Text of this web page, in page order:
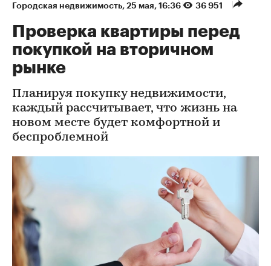
Городская недвижимость 25 мая, 16:36 36 951
Проверка квартиры перед
покупкой на вторичном
рынке
Планируя покупку недвижимости,
каждый рассчитывает, что жизнь на
новом месте будет комфортной и
беспроблемной